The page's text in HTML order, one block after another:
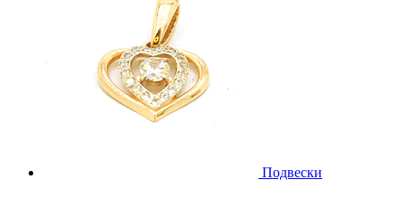
Подвески